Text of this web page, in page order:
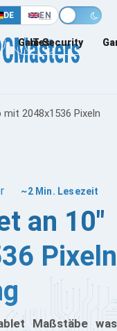
DE EN
Games
IT-Security
2048x1536 Pixeln
~2 Min. Lesezeit
an 10"
Pixeln
Maßstäbe was